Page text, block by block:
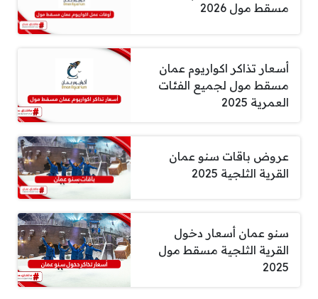
مسقط مول 2026
أسعار تذاكر اكواريوم عمان
مسقط مول لجميع الفئات
العمرية 2025
عروض باقات سنو عمان
القرية الثلجية 2025
سنو عمان أسعار دخول
القرية الثلجية مسقط مول
2025